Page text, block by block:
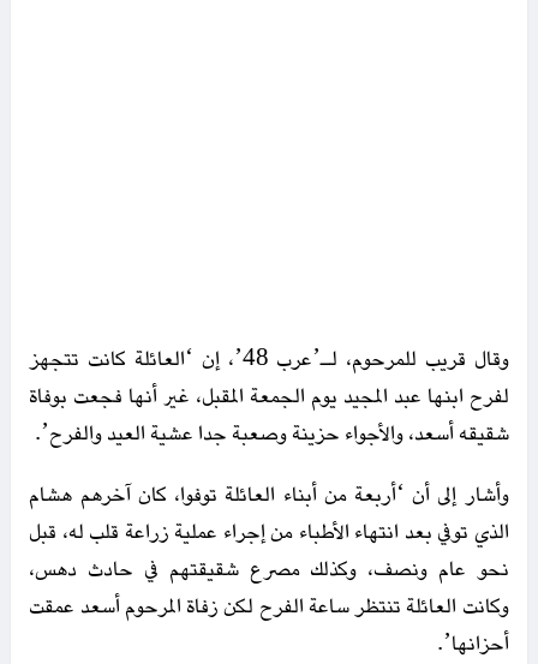
وقال قريب للمرحوم، لـ’عرب 48’، إن ‘العائلة كانت تتجهز
لفرح ابنها عبد المجيد يوم الجمعة المقبل، غير أنها فجعت بوفاة
شقيقه أسعد، والأجواء حزينة وصعبة جدا عشية العيد والفرح’.
وأشار إلى أن ‘أربعة من أبناء العائلة توفوا، كان آخرهم هشام
الذي توفي بعد انتهاء الأطباء من إجراء عملية زراعة قلب له، قبل
نحو عام ونصف، وكذلك مصرع شقيقتهم في حادث دهس،
وكانت العائلة تنتظر ساعة الفرح لكن زفاة المرحوم أسعد عمقت
أحزانها’.